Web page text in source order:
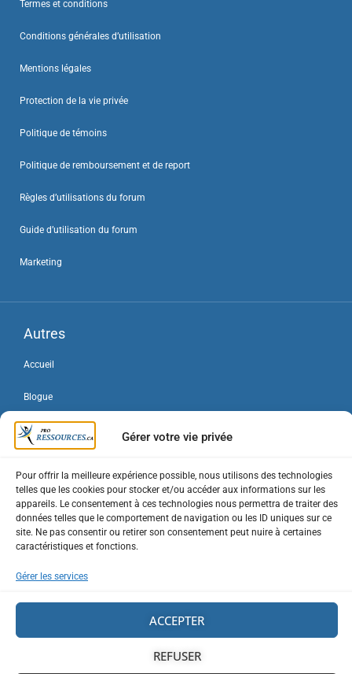
Gérer votre vie privée
Pour offrir la meilleure expérience possible, nous utilisons des technologies
telles que les cookies pour stocker et/ou accéder aux informations sur les
appareils. Le consentement à ces technologies nous permettra de traiter des
données telles que le comportement de navigation ou les ID uniques sur ce
site. Ne pas consentir ou retirer son consentement peut nuire à certaines
caractéristiques et fonctions.
Gérer les services
ACCEPTER
REFUSER
Termes et conditions
Conditions générales d’utilisation
Mentions légales
Protection de la vie privée
Politique de témoins
Politique de remboursement et de report
Règles d’utilisations du forum
Guide d’utilisation du forum
Marketing
Autres
Accueil
Blogue
Forum
Connexion / Inscription